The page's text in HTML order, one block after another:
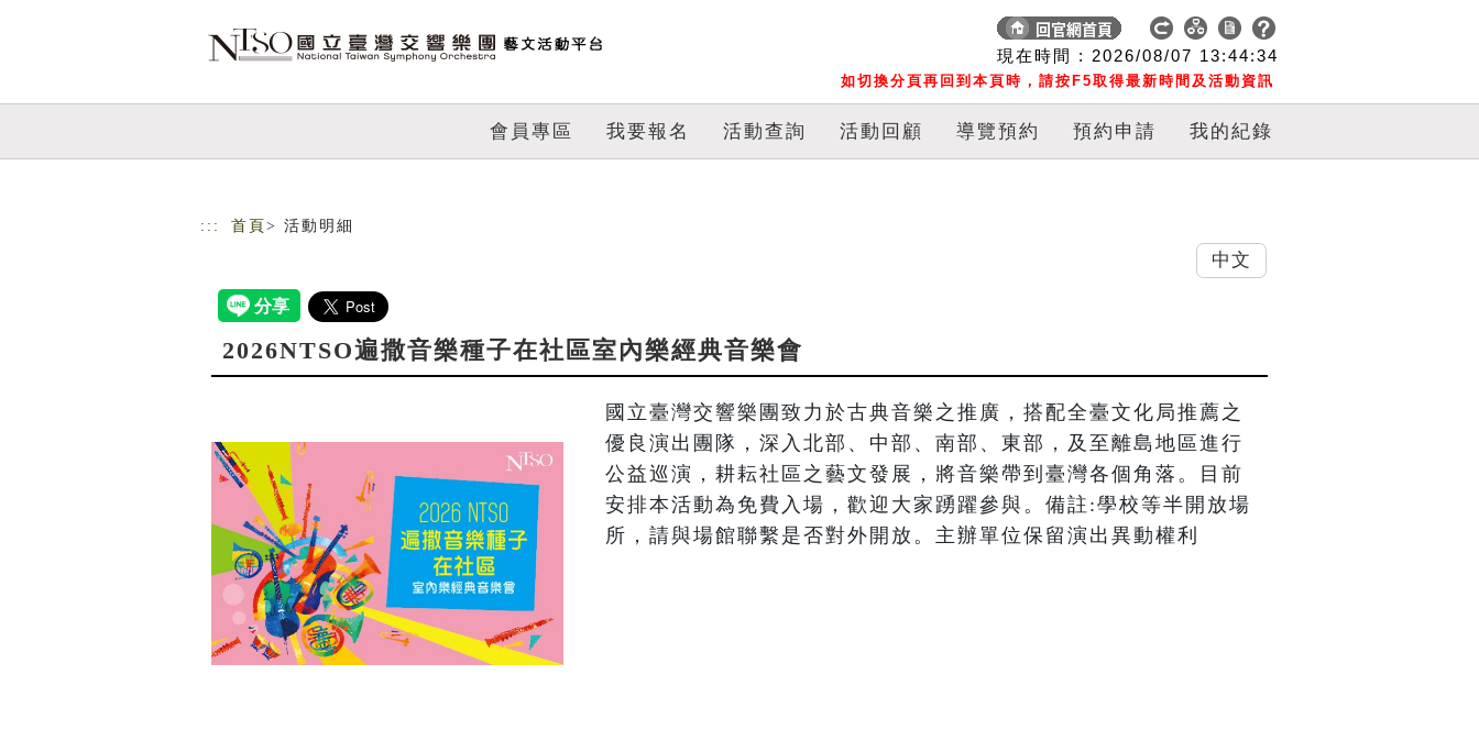
現在時間 : 2026/08/07 13:44:35
如切換分頁再回到本頁時，請按F5取得最新時間及活動資訊
會員專區 我要報名 活動查詢 活動回顧 導覽預約 預約申請 我的紀錄
::: 首頁 > 活動明細
2026NTSO遍撒音樂種子在社區室內樂經典音樂會
國立臺灣交響樂團致力於古典音樂之推廣，搭配全臺文化局推薦之
優良演出團隊，深入北部、中部、南部、東部，及至離島地區進行
公益巡演，耕耘社區之藝文發展，將音樂帶到臺灣各個角落。目前
安排本活動為免費入場，歡迎大家踴躍參與。備註:學校等半開放場
所，請與場館聯繫是否對外開放。主辦單位保留演出異動權利